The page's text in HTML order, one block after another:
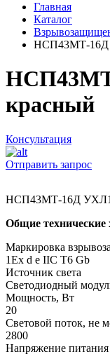
Главная
Каталог
НСП43МТ-16Д
красный
Консультация
Отправить запрос
НСП43МТ-16Д УХЛ1
Общие технические
Маркировка
1Ех d е IIC T6 Gb
Источник света
Светодиодный
Мощность, Вт
20
Световой поток, не
2800
Напряжение питания